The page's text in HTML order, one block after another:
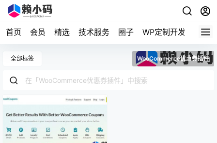
首页 会员 精选 技术服务 圈子 WP定制开发
全部标签 WooCommerce优惠券插件